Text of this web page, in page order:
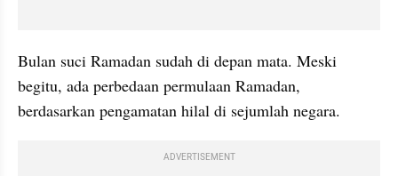
Bulan suci Ramadan sudah di depan mata. Meski
begitu, ada perbedaan permulaan Ramadan,
berdasarkan pengamatan hilal di sejumlah negara.
ADVERTISEMENT